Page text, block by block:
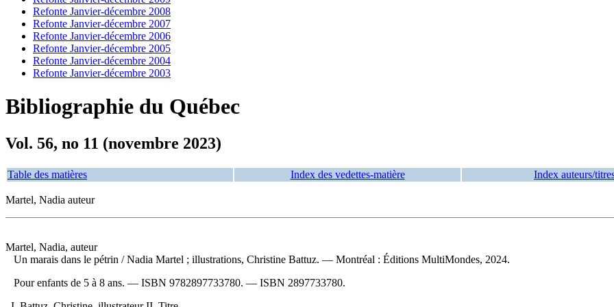
Refonte Janvier-décembre 2008
Refonte Janvier-décembre 2007
Refonte Janvier-décembre 2006
Refonte Janvier-décembre 2005
Refonte Janvier-décembre 2004
Refonte Janvier-décembre 2003
Bibliographie du Québec
Vol. 56, no 11 (novembre 2023)
Table des matières Index des vedettes-matière Index auteurs/
Martel, Nadia auteur
Martel, Nadia, auteur
Un marais dans le pétrin / Nadia Martel ; illustrations, Christine Battuz. — Montréal : Éditions MultiMondes, 2024.
Pour enfants de 5 à 8 ans. — ISBN 9782897733780. — ISBN 2897733780.